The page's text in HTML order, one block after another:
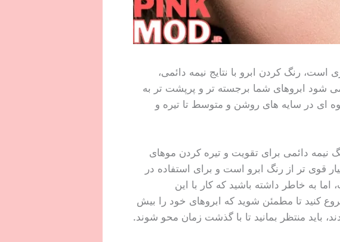
رنگ کردن ابرو با نتایج نیمه دائمی،
شود ابروهای شما برجسته تر و پرپشت تر به
ای در سایه های روشن و متوسط تا تیره و
نیمه دائمی برای تقویت و تیره کردن موهای
قوی تر از رنگ ابرو است و برای استفاده در
به خاطر داشته باشید که کار با این
کنید تا مطمئن شوید که ابروهای خود را بیش
باید منتظر بمانید تا با گذشت زمان محو شوند.